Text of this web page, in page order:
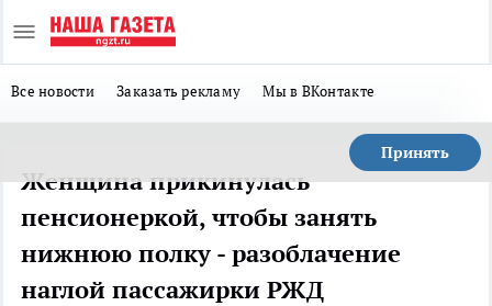
Все новости Заказать рекламу Мы в ВКонтакте
Принять
Женщина прикинулась
пенсионеркой, чтобы занять
нижнюю полку - разоблачение
наглой пассажирки РЖД